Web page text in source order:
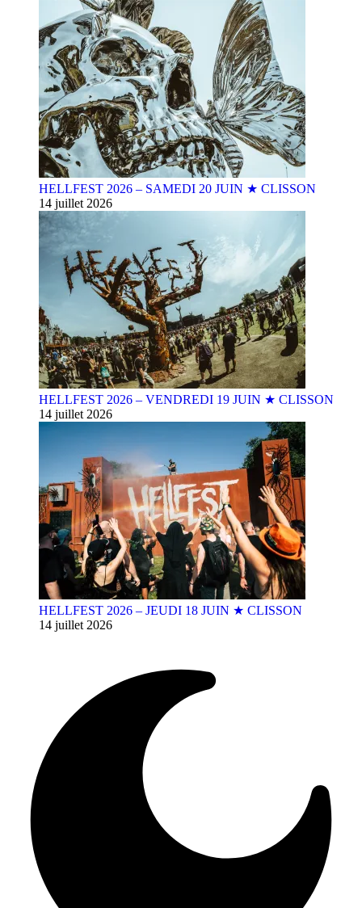
HELLFEST 2026 – SAMEDI 20 JUIN ★ CLISSON
14 juillet 2026
HELLFEST 2026 – VENDREDI 19 JUIN ★ CLISSON
14 juillet 2026
HELLFEST 2026 – JEUDI 18 JUIN ★ CLISSON
14 juillet 2026